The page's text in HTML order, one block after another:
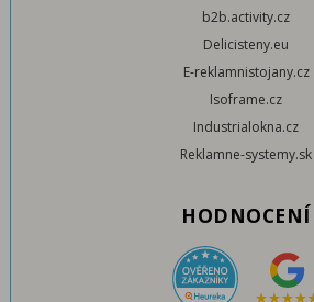
b2b.activity.cz
Delicisteny.eu
E-reklamnistojany.cz
Isoframe.cz
Industrialokna.cz
Reklamne-systemy.sk
HODNOCENÍ